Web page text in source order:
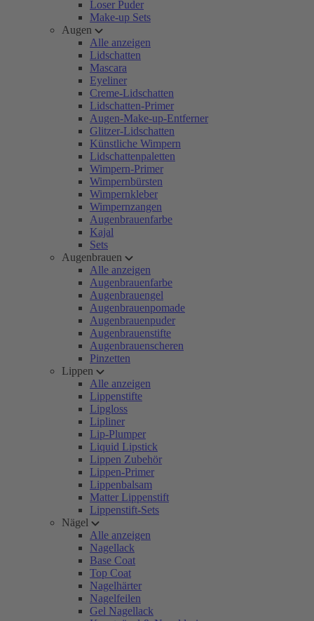
Loser Puder
Make-up Sets
Augen
Alle anzeigen
Lidschatten
Mascara
Eyeliner
Creme-Lidschatten
Lidschatten-Primer
Augen-Make-up-Entferner
Glitzer-Lidschatten
Künstliche Wimpern
Lidschattenpaletten
Wimpern-Primer
Wimpernbürsten
Wimpernkleber
Wimpernzangen
Augenbrauenfarbe
Kajal
Sets
Augenbrauen
Alle anzeigen
Augenbrauenfarbe
Augenbrauengel
Augenbrauenpomade
Augenbrauenpuder
Augenbrauenstifte
Augenbrauenscheren
Pinzetten
Lippen
Alle anzeigen
Lippenstifte
Lipgloss
Lipliner
Lip-Plumper
Liquid Lipstick
Lippen Zubehör
Lippen-Primer
Lippenbalsam
Matter Lippenstift
Lippenstift-Sets
Nägel
Alle anzeigen
Nagellack
Base Coat
Top Coat
Nagelhärter
Nagelfeilen
Gel Nagellack